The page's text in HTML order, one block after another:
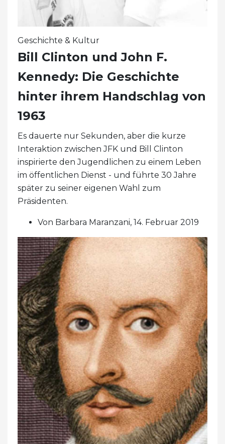
Geschichte & Kultur
Bill Clinton und John F.
Kennedy: Die Geschichte
hinter ihrem Handschlag von
1963
Es dauerte nur Sekunden, aber die kurze
Interaktion zwischen JFK und Bill Clinton
inspirierte den Jugendlichen zu einem Leben
im öffentlichen Dienst - und führte 30 Jahre
später zu seiner eigenen Wahl zum
Präsidenten.
Von Barbara Maranzani, 14. Februar 2019